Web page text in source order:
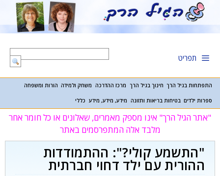
לתוכן
תפריט
התפתחות בגיל הרך חינוך בגיל הרך מרכז ההדרכה משחק ולמידה הורות ומשפחה
ספרות ילדים בטיחות בריאות ותזונה מידע, מידע, מידע כללי
"אתר הגיל הרך" אינו מספק מאמרים, שאלונים או כל חומר אחר
מלבד אלה המתפרסמים באתר
"התשמע קולי?": ההתמודדות
ההורית עם ילד דחוי חברתית